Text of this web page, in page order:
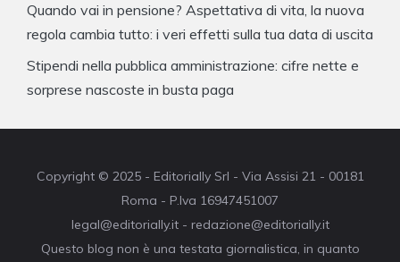
Quando vai in pensione? Aspettativa di vita, la nuova
regola cambia tutto: i veri effetti sulla tua data di uscita
Stipendi nella pubblica amministrazione: cifre nette e
sorprese nascoste in busta paga
Copyright © 2025 - Editorially Srl - Via Assisi 21 - 00181
Roma - P.Iva 16947451007
legal@editorially.it - redazione@editorially.it
Questo blog non è una testata giornalistica, in quanto